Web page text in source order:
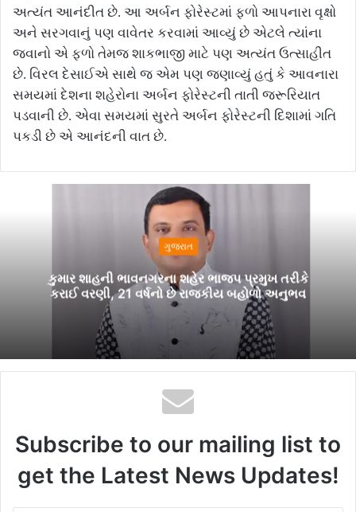
અત્યંત આનંદીત છે. આ અર્બન ફોરેસ્ટમાં ફળો આપનારા વૃક્ષો
અને સરગવાનું પણ વાવેતર કરવામાં આવ્યું છે એટલે ત્યાંના
જવાનો એ ફળો તેમજ શાકભાજી માટે પણ અત્યંત ઉત્સાહીત
છે. વિરલ દેસાઈએ સાથે જ એમ પણ જણાવ્યું હતું કે આવનારા
સમયમાં દેશના શહેરોના અર્બન ફોરેસ્ટની તાતી જરૂરિયાત
પડવાની છે. એવા સમયમાં સુરતે અર્બન ફોરેસ્ટની દિશામાં ગતિ
પકડી છે એ આનંદની વાત છે.
ગુજરાત
કુમાર શાહની ભાવનગરના શહેર ભાજપ પ્રમુખ તરીકે
કરાઈ વરણી, 21 વર્ષનો છે રાજકીય બહોળો અનુભવ
Subscribe to our mailing list to
get the Latest News Updates!